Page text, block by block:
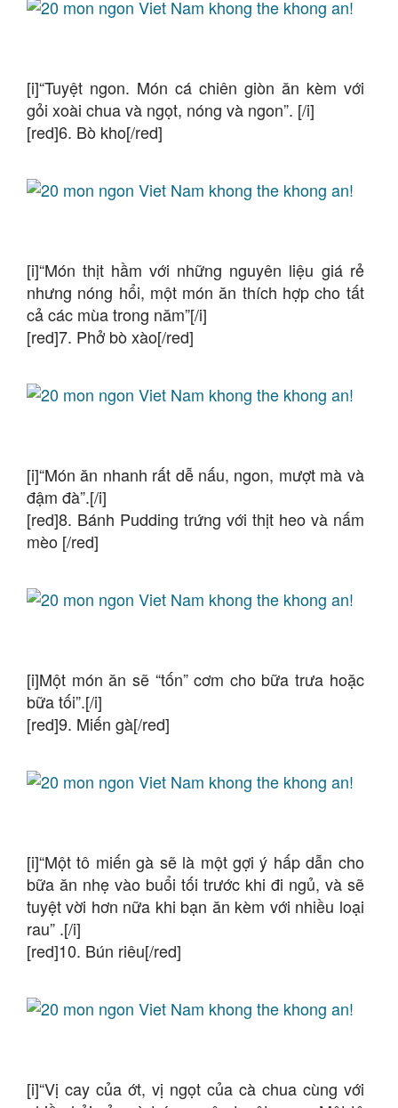
[i]“Tuyệt ngon. Món cá chiên giòn ăn kèm với
gỏi xoài chua và ngọt, nóng và ngon”. [/i]
[red]6. Bò kho[/red]
[i]“Món thịt hầm với những nguyên liệu giá rẻ
nhưng nóng hổi, một món ăn thích hợp cho tất
cả các mùa trong năm”[/i]
[red]7. Phở bò xào[/red]
[i]“Món ăn nhanh rất dễ nấu, ngon, mượt mà và
đậm đà”.[/i]
[red]8. Bánh Pudding trứng với thịt heo và nấm
mèo [/red]
[i]Một món ăn sẽ “tốn” cơm cho bữa trưa hoặc
bữa tối”.[/i]
[red]9. Miến gà[/red]
[i]“Một tô miến gà sẽ là một gợi ý hấp dẫn cho
bữa ăn nhẹ vào buổi tối trước khi đi ngủ, và sẽ
tuyệt vời hơn nữa khi bạn ăn kèm với nhiều loại
rau” .[/i]
[red]10. Bún riêu[/red]
[i]“Vị cay của ớt, vị ngọt của cà chua cùng với